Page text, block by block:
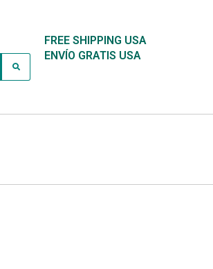
FREE SHIPPING USA
ENVÍO GRATIS USA